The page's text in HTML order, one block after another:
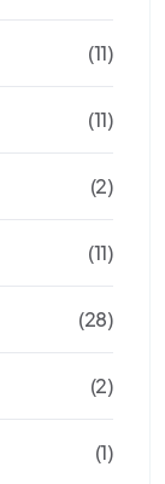
(11)
(11)
(2)
(11)
(28)
(2)
(1)